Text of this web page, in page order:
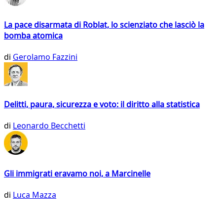
La pace disarmata di Roblat, lo scienziato che lasciò la
bomba atomica
di Gerolamo Fazzini
Delitti, paura, sicurezza e voto: il diritto alla statistica
di Leonardo Becchetti
Gli immigrati eravamo noi, a Marcinelle
di Luca Mazza